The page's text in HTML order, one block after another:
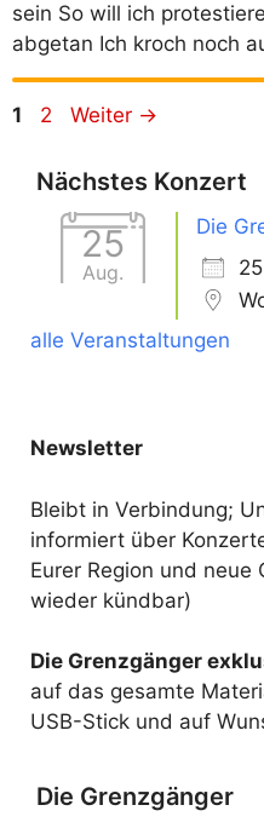
sein So will ich
abgetan Ich kroch noch
Seite
1 Seite
2 Weiter →
Nächstes Konzert
25
Aug.
Die
alle Veranstaltungen
Newsletter
Bleibt in Verbindung;
informiert über
Eurer Region und
wieder kündbar)
Die Grenzgänger
auf das gesamte
USB-Stick und auf
Die Grenzgänger